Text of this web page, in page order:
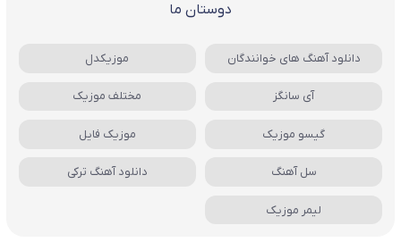
دوستان ما
دانلود آهنگ های خوانندگان موزیکدل
آی سانگز مختلف موزیک
گیسو موزیک موزیک فایل
سل آهنگ دانلود آهنگ ترکی
لیمر موزیک